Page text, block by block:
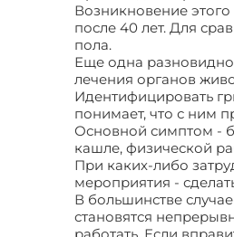
Возникновение
после 40 лет. Для
пола.
Еще одна
лечения органов
Идентифицировать
понимает, что с ним
Основной симптом -
кашле, физической
При каких-либо
мероприятия -
В большинстве
становятся